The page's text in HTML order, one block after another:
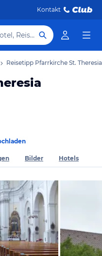
Kontakt
Hotel, Reiseziel
Reisetipp Pfarrkirche St. Theresia
Bilder Hotels